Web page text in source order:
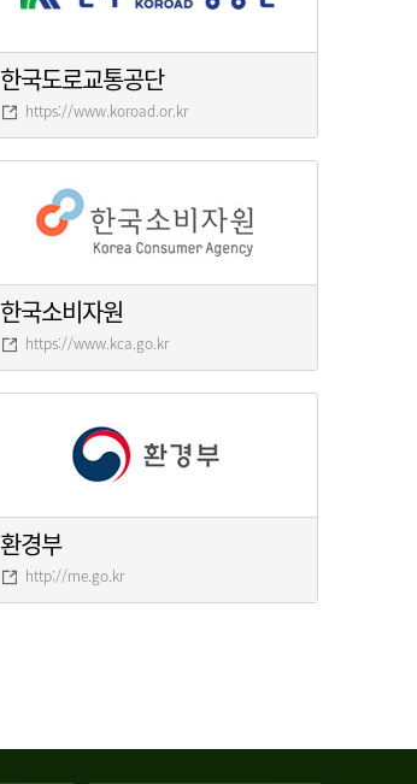
한국도로교통공단
https://www.koroad.or.kr
한국소비자원
https://www.kca.go.kr
환경부
http://me.go.kr